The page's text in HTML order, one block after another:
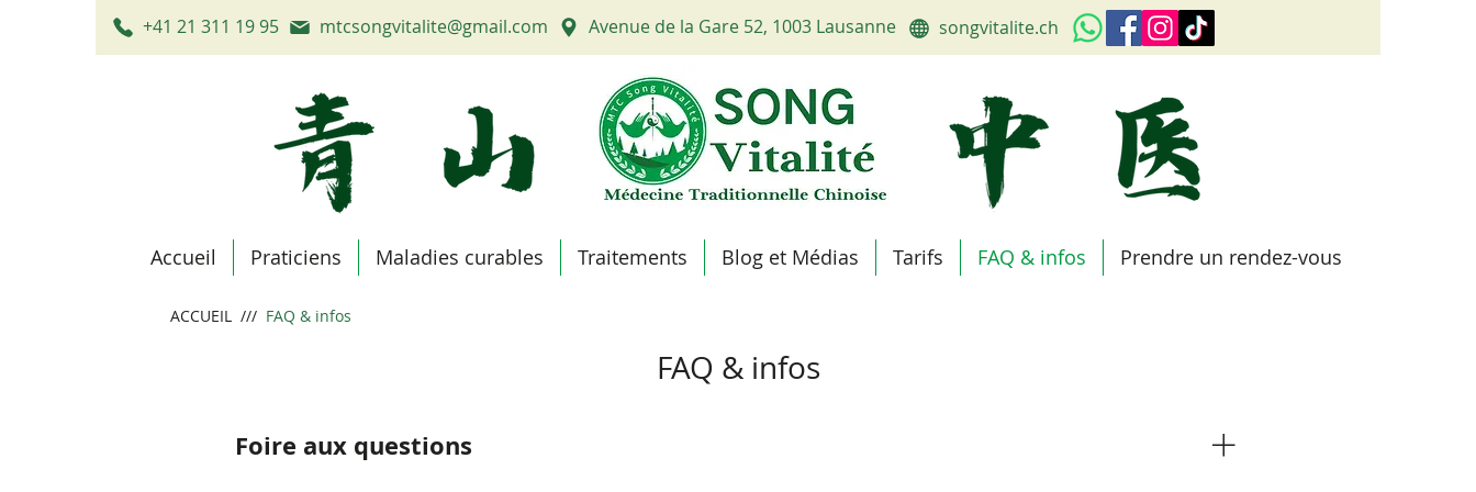
Accueil Praticiens Maladies curables Traitements Blog et Médias Tarifs FAQ & infos Prendre un rendez-vous
Avenue de la Gare 52, 1003 Lausanne
mtcsongvitalite@gmail.com
+41 21 311 19 95 songvitalite.ch
ACCUEIL /// FAQ & infos
Foire aux questions
FAQ & infos